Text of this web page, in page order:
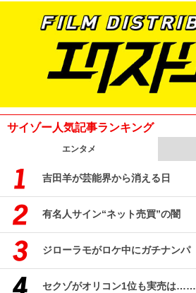
サイゾー人気記事ランキング
エンタメ
吉田羊が芸能界から消える日
有名人サイン“ネット売買”の闇
ジローラモがロケ中にガチナンパ
セクゾがオリコン1位も実売は……